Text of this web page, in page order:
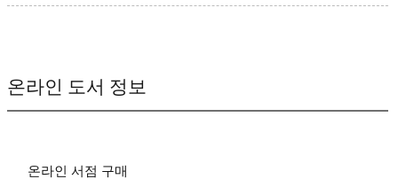
온라인 도서 정보
온라인 서점 구매